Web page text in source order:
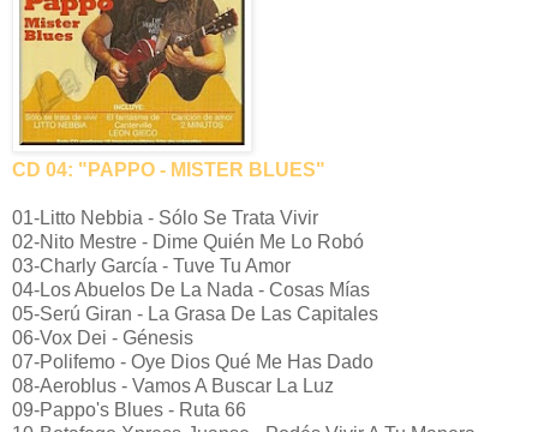
CD 04: "PAPPO - MISTER BLUES"
01-Litto Nebbia - Sólo Se Trata Vivir
02-Nito Mestre - Dime Quién Me Lo Robó
03-Charly García - Tuve Tu Amor
04-Los Abuelos De La Nada - Cosas Mías
05-Serú Giran - La Grasa De Las Capitales
06-Vox Dei - Génesis
07-Polifemo - Oye Dios Qué Me Has Dado
08-Aeroblus - Vamos A Buscar La Luz
09-Pappo's Blues - Ruta 66